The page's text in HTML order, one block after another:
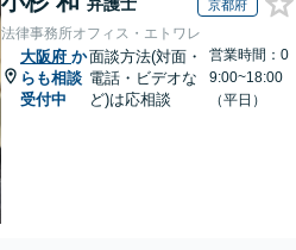
京都府
法律事務所オフィス・エトワレ
大阪府 か
らも相談
受付中
面談方法(対面・
電話・ビデオな
ど)は応相談
営業時間：0
9:00~18:00
（平日）